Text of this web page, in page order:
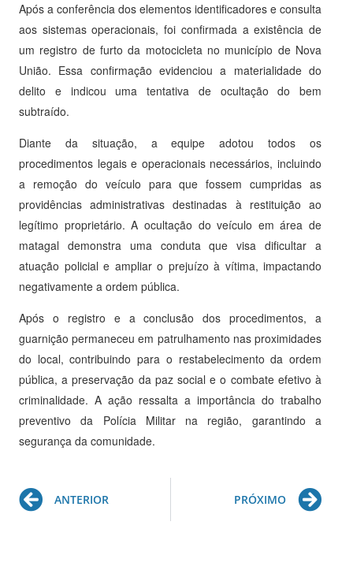
Após a conferência dos elementos identificadores e consulta
aos sistemas operacionais, foi confirmada a existência de
um registro de furto da motocicleta no município de Nova
União. Essa confirmação evidenciou a materialidade do
delito e indicou uma tentativa de ocultação do bem
subtraído.
Diante da situação, a equipe adotou todos os
procedimentos legais e operacionais necessários, incluindo
a remoção do veículo para que fossem cumpridas as
providências administrativas destinadas à restituição ao
legítimo proprietário. A ocultação do veículo em área de
matagal demonstra uma conduta que visa dificultar a
atuação policial e ampliar o prejuízo à vítima, impactando
negativamente a ordem pública.
Após o registro e a conclusão dos procedimentos, a
guarnição permaneceu em patrulhamento nas proximidades
do local, contribuindo para o restabelecimento da ordem
pública, a preservação da paz social e o combate efetivo à
criminalidade. A ação ressalta a importância do trabalho
preventivo da Polícia Militar na região, garantindo a
segurança da comunidade.
Prev
ANTERIOR PRÓXIMO